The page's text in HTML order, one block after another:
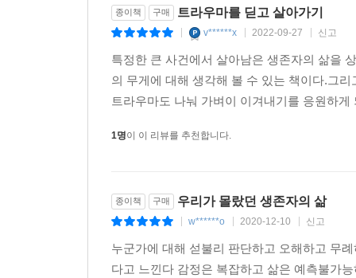
종이책 구매 트라우마를 딛고 살아가기
v******x 2022-09-27 신고
특정한 큰 사건에서 살아남은 생존자의 삶을
의 무게에 대해 생각해 볼 수 있는 책이다.그
트라우마도 나눠 가벼이 이겨내기를 응원하
1명이 이 리뷰를 추천합니다.
종이책 구매 우리가 몰랐던 생존자의 삶
w******o 2020-12-10 신고
누군가에 대해 섣불리 판단하고 오해하고 무
다고 느낀다 감정은 복잡하고 삶은 예측불가